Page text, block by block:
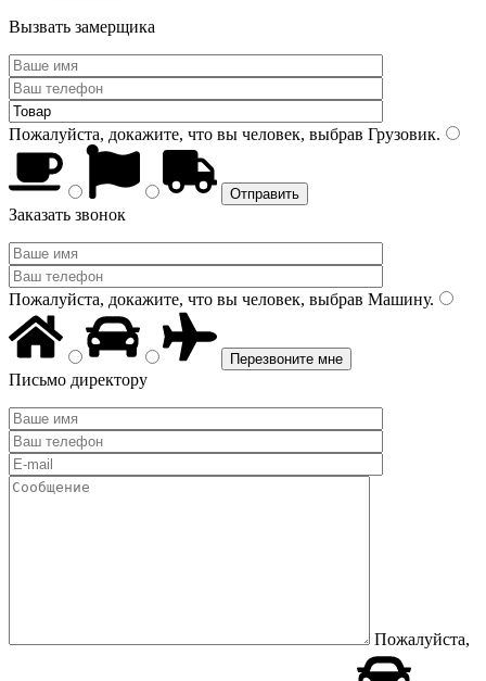
Вызвать замерщика
Пожалуйста, докажите, что вы человек, выбрав Грузовик.
Заказать звонок
Пожалуйста, докажите, что вы человек, выбрав Машину.
Письмо директору
Пожалуйста,